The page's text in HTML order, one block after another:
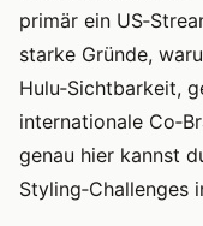
primär ein
starke Gründe,
Hulu‑Sichtbarkeit,
internationale
genau hier kannst
Styling‑Challenges